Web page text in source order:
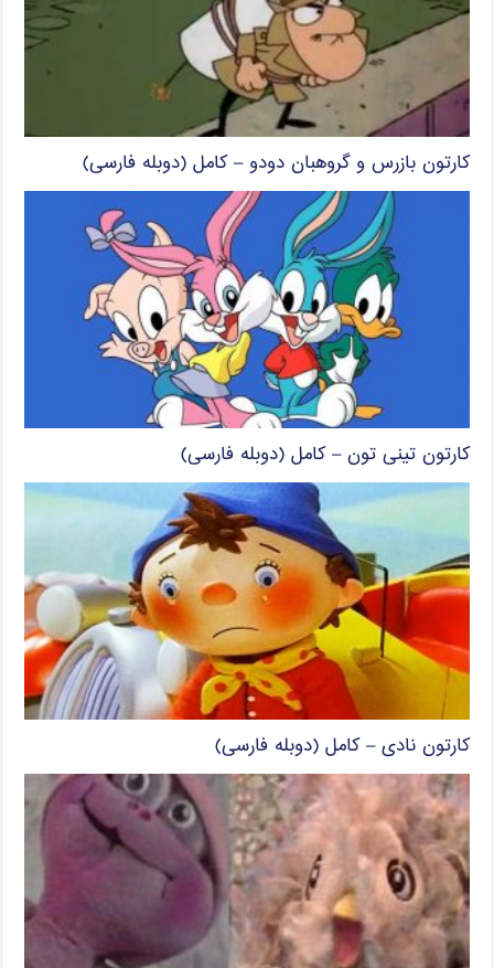
کارتون بازرس و گروهبان دودو – کامل (دوبله فارسی)
کارتون تینی تون – کامل (دوبله فارسی)
کارتون نادی – کامل (دوبله فارسی)